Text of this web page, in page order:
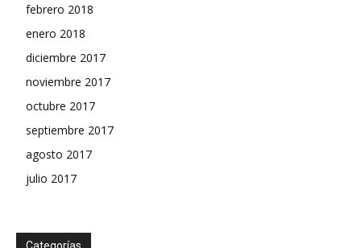
febrero 2018
enero 2018
diciembre 2017
noviembre 2017
octubre 2017
septiembre 2017
agosto 2017
julio 2017